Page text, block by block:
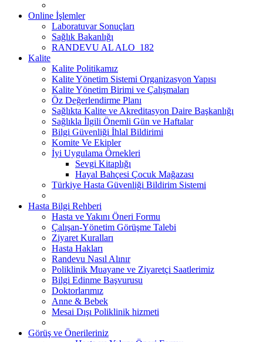
Online İşlemler
Laboratuvar Sonuçları
Sağlık Bakanlığı
RANDEVU AL ALO_182
Kalite
Kalite Politikamız
Kalite Yönetim Sistemi Organizasyon Yapısı
Kalite Yönetim Birimi ve Çalışmaları
Öz Değerlendirme Planı
Sağlıkta Kalite ve Akreditasyon Daire Başkanlığı
Sağlıkla İlgili Önemli Gün ve Haftalar
Bilgi Güvenliği İhlal Bildirimi
Komite Ve Ekipler
İyi Uygulama Örnekleri
Sevgi Kitaplığı
Hayal Bahçesi Çocuk Mağazası
Türkiye Hasta Güvenliği Bildirim Sistemi
Hasta Bilgi Rehberi
Hasta ve Yakını Öneri Formu
Çalışan-Yönetim Görüşme Talebi
Ziyaret Kuralları
Hasta Hakları
Randevu Nasıl Alınır
Poliklinik Muayane ve Ziyaretçi Saatlerimiz
Bilgi Edinme Başvurusu
Doktorlarımız
Anne & Bebek
Mesai Dışı Poliklinik hizmeti
Görüş ve Önerileriniz